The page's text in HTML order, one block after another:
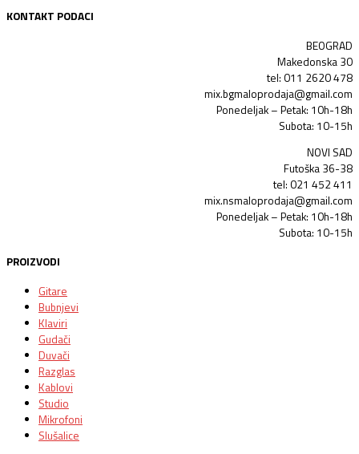
KONTAKT PODACI
BEOGRAD
Makedonska 30
tel: 011 2620 478
mix.bgmaloprodaja@gmail.com
Ponedeljak – Petak: 10h-18h
Subota: 10-15h
NOVI SAD
Futoška 36-38
tel: 021 452 411
mix.nsmaloprodaja@gmail.com
Ponedeljak – Petak: 10h-18h
Subota: 10-15h
PROIZVODI
Gitare
Bubnjevi
Klaviri
Gudači
Duvači
Razglas
Kablovi
Studio
Mikrofoni
Slušalice